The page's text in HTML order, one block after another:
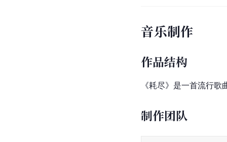
音乐制作
作品结构
《耗尽》是一首流行
制作团队